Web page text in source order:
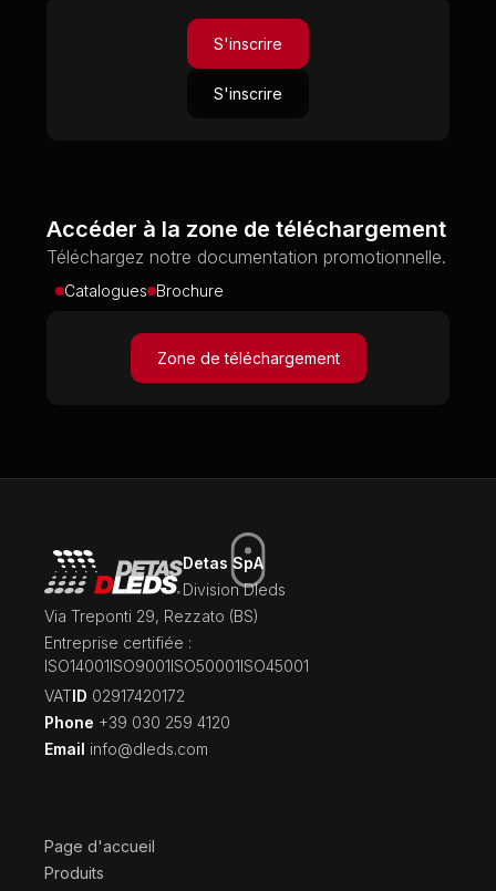
S'inscrire
S'inscrire
Accéder à la zone de téléchargement
Téléchargez notre documentation promotionnelle.
Catalogues Brochure
Zone de téléchargement
Detas SpA
Division Dleds
Via Treponti 29, Rezzato (BS)
Entreprise certifiée :
ISO14001ISO9001ISO50001ISO45001
‍VATID 02917420172
Phone +39 030 259 4120
Email info@dleds.com
Page d'accueil
Produits